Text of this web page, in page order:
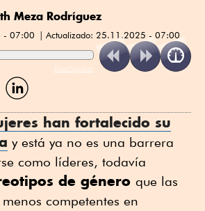
Meza Rodríguez
- 07:00 Actualizado: 25.11.2025 - 07:00
ReadSpeaker
Compartir
por
han fortalecido su
y está ya no es una barrera
como líderes, todavía
de género que las
competentes en